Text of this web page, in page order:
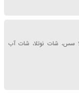
سس، شات نوتلا، شات آب